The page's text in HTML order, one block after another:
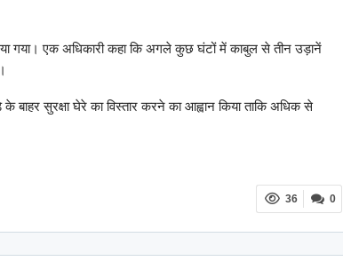
गया। एक अधिकारी कहा कि अगले कुछ घंटों में काबुल से तीन उड़ानें
सुरक्षा घेरे का विस्तार करने का आह्वान किया ताकि अधिक से
0
36